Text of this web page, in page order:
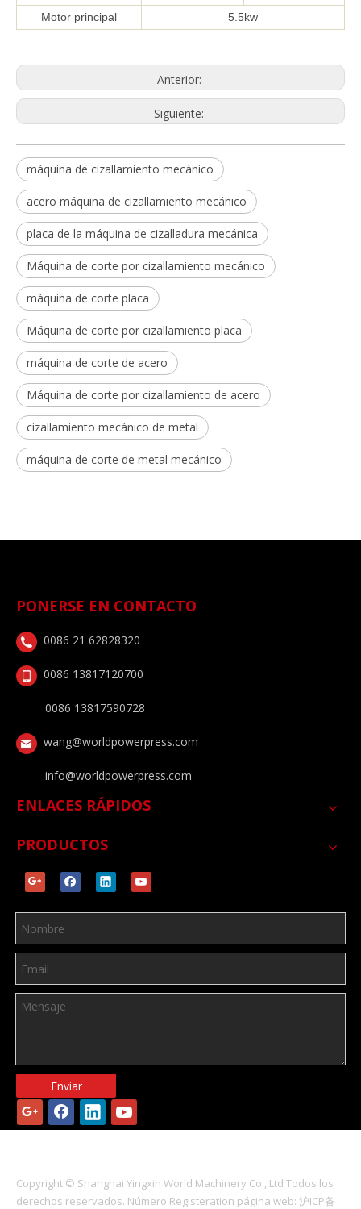
Motor principal 5.5kw
Anterior:
Siguiente:
máquina de cizallamiento mecánico
acero máquina de cizallamiento mecánico
placa de la máquina de cizalladura mecánica
Máquina de corte por cizallamiento mecánico
máquina de corte placa
Máquina de corte por cizallamiento placa
máquina de corte de acero
Máquina de corte por cizallamiento de acero
cizallamiento mecánico de metal
máquina de corte de metal mecánico
PONERSE EN CONTACTO
0086 21 62828320
0086 13817120700
0086 13817590728
wang@worldpowerpress.com
info@worldpowerpress.com
ENLACES RÁPIDOS
PRODUCTOS
Enviar
Copyright © Shanghai Yingxin World Machinery Co., Ltd Todos los
derechos reservados. Número Registeration página web: 沪ICP备